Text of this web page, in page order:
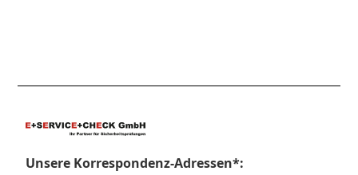
Unsere Korrespondenz-Adressen*: